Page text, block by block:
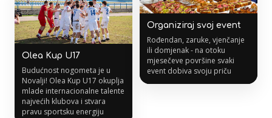
Olea Kup U17
Budućnost nogometa je u
Novalji! Olea Kup U17 okuplja
mlade internacionalne talente
najvećih klubova i stvara
pravu sportsku energiju
Organiziraj svoj event
Rođendan, zaruke, vjenčanje
ili domjenak - na otoku
mjesečeve površine svaki
event dobiva svoju priču